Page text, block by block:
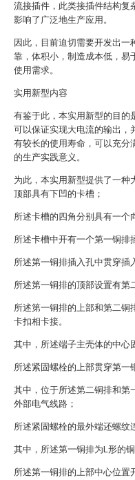
流接插件，此类接插件结构复
影响了广泛地生产应用。
因此，目前迫切需要开发出
靠，体积小，制造成本低，易
使用需求。
实用新型内容
有鉴于此，本实用新型的目的
可以保证实现大电流的输出，
有较长的使用寿命，可以充分
的生产实践意义。
为此，本实用新型提供了一种
顶部具有下凹的卡槽；
所述卡槽的四角分别具有一个
所述卡槽中开有一个第一铜排
所述第一铜排插入孔中贯穿插
所述第一铜排的顶部设置有第
所述第一铜排的上部和第二铜
卡扣相卡接。
其中，所述端子主壳体的中心
所述紧固螺栓的上部贯穿第一
其中，位于所述第二铜排和第
外部电气线路；
所述紧固螺栓的最外端还螺纹
其中，所述第一铜排为L形的铜
所述第一铜排的上部中心位置